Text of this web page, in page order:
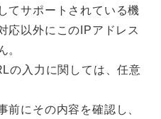
てサポートされている機
応以外にこのIPアドレス
。
の入力に関しては、任意
前にその内容を確認し、